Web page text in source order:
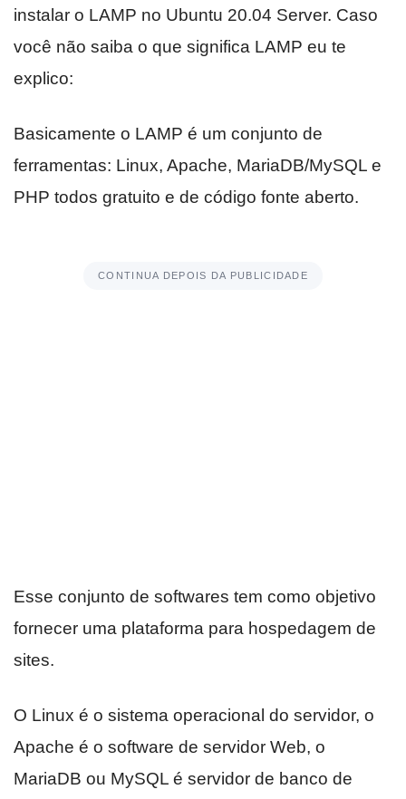
instalar o LAMP no Ubuntu 20.04 Server. Caso
você não saiba o que significa LAMP eu te
explico:
Basicamente o LAMP é um conjunto de
ferramentas: Linux, Apache, MariaDB/MySQL e
PHP todos gratuito e de código fonte aberto.
CONTINUA DEPOIS DA PUBLICIDADE
Esse conjunto de softwares tem como objetivo
fornecer uma plataforma para hospedagem de
sites.
O Linux é o sistema operacional do servidor, o
Apache é o software de servidor Web, o
MariaDB ou MySQL é servidor de banco de